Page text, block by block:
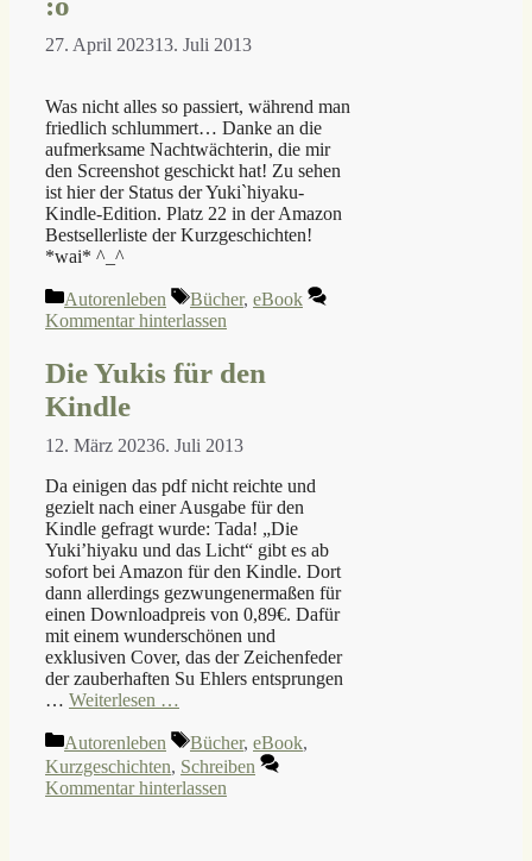
27. April 202313. Juli 2013
Was nicht alles so passiert, während man
friedlich schlummert… Danke an die
aufmerksame Nachtwächterin, die mir
den Screenshot geschickt hat! Zu sehen
ist hier der Status der Yuki`hiyaku-
Kindle-Edition. Platz 22 in der Amazon
Bestsellerliste der Kurzgeschichten!
*wai* ^_^
Kategorien
Autorenleben Schlagwörter
Bücher, eBook
Kommentar hinterlassen
Die Yukis für den
Kindle
12. März 20236. Juli 2013
Da einigen das pdf nicht reichte und
gezielt nach einer Ausgabe für den
Kindle gefragt wurde: Tada! „Die
Yuki’hiyaku und das Licht“ gibt es ab
sofort bei Amazon für den Kindle. Dort
dann allerdings gezwungenermaßen für
einen Downloadpreis von 0,89€. Dafür
mit einem wunderschönen und
exklusiven Cover, das der Zeichenfeder
der zauberhaften Su Ehlers entsprungen
… Weiterlesen …
Kategorien
Autorenleben Schlagwörter
Bücher, eBook,
Kurzgeschichten, Schreiben
Kommentar hinterlassen